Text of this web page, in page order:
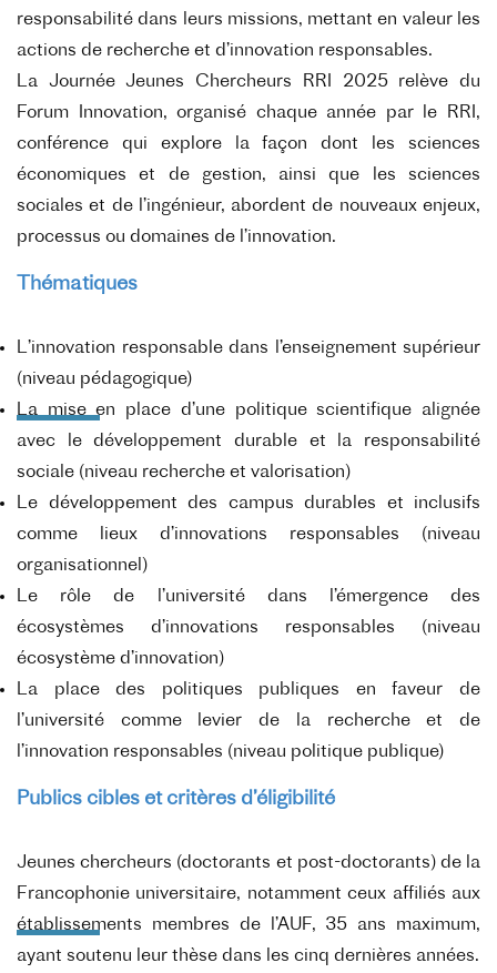
responsabilité dans leurs missions, mettant en valeur les
actions de recherche et d’innovation responsables.
La Journée Jeunes Chercheurs RRI 2025 relève du
Forum Innovation, organisé chaque année par le RRI,
conférence qui explore la façon dont les sciences
économiques et de gestion, ainsi que les sciences
sociales et de l’ingénieur, abordent de nouveaux enjeux,
processus ou domaines de l’innovation.
Thématiques
L’innovation responsable dans l’enseignement supérieur
(niveau pédagogique)
La mise en place d’une politique scientifique alignée
avec le développement durable et la responsabilité
sociale (niveau recherche et valorisation)
Le développement des campus durables et inclusifs
comme lieux d’innovations responsables (niveau
organisationnel)
Le rôle de l’université dans l’émergence des
écosystèmes d’innovations responsables (niveau
écosystème d’innovation)
La place des politiques publiques en faveur de
l’université comme levier de la recherche et de
l’innovation responsables (niveau politique publique)
Publics cibles et critères d’éligibilité
Jeunes chercheurs (doctorants et post-doctorants) de la
Francophonie universitaire, notamment ceux affiliés aux
établissements membres de l’AUF, 35 ans maximum,
ayant soutenu leur thèse dans les cinq dernières années.